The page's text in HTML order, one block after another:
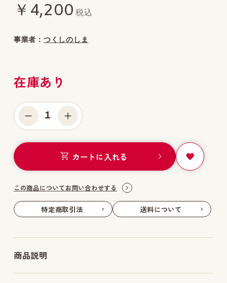
￥4,200 税込
事業者： つくしのしま
在庫あり
1
カートに入れる
この商品についてお問い合わせする
特定商取引法 送料について
商品説明